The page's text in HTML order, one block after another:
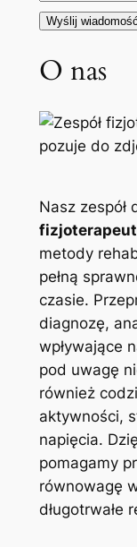
O nas
Nasz zespół
metody
pełną
czasie.
diagnozę,
wpływające
pod uwagę
również
aktywności,
napięcia.
pomagamy
równowagę
długotrwałe